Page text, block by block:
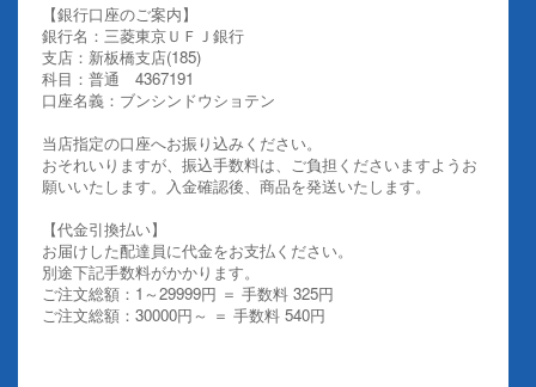
【銀行口座のご案内】
銀行名：三菱東京ＵＦＪ銀行
支店：新板橋支店(185)
科目：普通 4367191
口座名義：ブンシンドウショテン
当店指定の口座へお振り込みください。
おそれいりますが、振込手数料は、ご負担くださいますようお
願いいたします。入金確認後、商品を発送いたします。
【代金引換払い】
お届けした配達員に代金をお支払ください。
別途下記手数料がかかります。
ご注文総額：1～29999円 ＝ 手数料 325円
ご注文総額：30000円～ ＝ 手数料 540円